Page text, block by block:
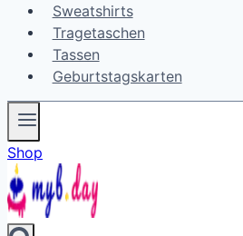
Sweatshirts
Tragetaschen
Tassen
Geburtstagskarten
Shop